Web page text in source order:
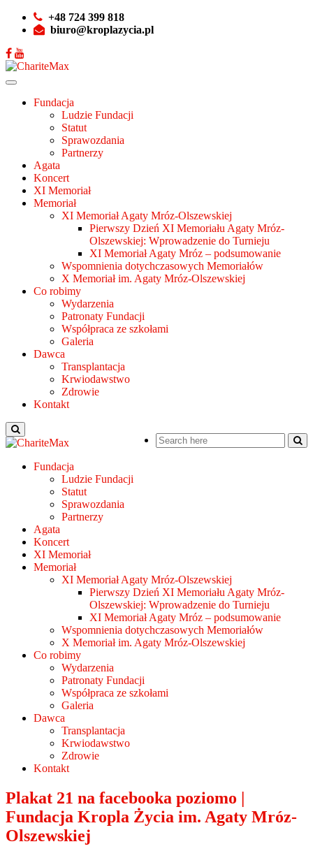
+48 724 399 818
biuro@kroplazycia.pl
Fundacja
Ludzie Fundacji
Statut
Sprawozdania
Partnerzy
Agata
Koncert
XI Memoriał
Memoriał
XI Memoriał Agaty Mróz-Olszewskiej
Pierwszy Dzień XI Memoriału Agaty Mróz-
Olszewskiej: Wprowadzenie do Turnieju
XI Memoriał Agaty Mróz – podsumowanie
Wspomnienia dotychczasowych Memoriałów
X Memoriał im. Agaty Mróz-Olszewskiej
Co robimy
Wydarzenia
Patronaty Fundacji
Współpraca ze szkołami
Galeria
Dawca
Transplantacja
Krwiodawstwo
Zdrowie
Kontakt
Fundacja
Ludzie Fundacji
Statut
Sprawozdania
Partnerzy
Agata
Koncert
XI Memoriał
Memoriał
XI Memoriał Agaty Mróz-Olszewskiej
Pierwszy Dzień XI Memoriału Agaty Mróz-
Olszewskiej: Wprowadzenie do Turnieju
XI Memoriał Agaty Mróz – podsumowanie
Wspomnienia dotychczasowych Memoriałów
X Memoriał im. Agaty Mróz-Olszewskiej
Co robimy
Wydarzenia
Patronaty Fundacji
Współpraca ze szkołami
Galeria
Dawca
Transplantacja
Krwiodawstwo
Zdrowie
Kontakt
Plakat 21 na facebooka poziomo |
Fundacja Kropla Życia im. Agaty Mróz-
Olszewskiej